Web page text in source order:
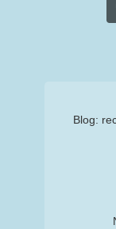
Blog: